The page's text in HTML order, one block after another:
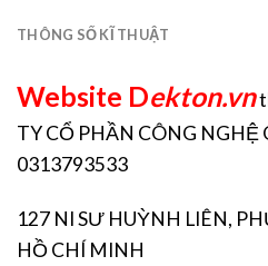
THÔNG SỐ KĨ THUẬT
Website Dekton.vn
TY CỔ PHẦN CÔNG NGHỆ
0313793533
127 NI SƯ HUỲNH LIÊN,
HỒ CHÍ MINH